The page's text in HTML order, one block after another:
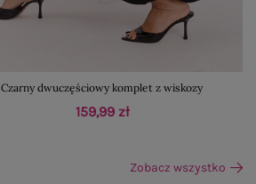
Czarny dwuczęściowy komplet z wiskozy
159,99 zł
Zobacz wszystko